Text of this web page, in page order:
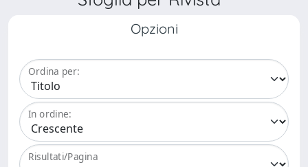
Opzioni
Ordina per:
In ordine:
Risultati/Pagina